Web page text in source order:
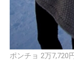
ポンチョ 2万7,720